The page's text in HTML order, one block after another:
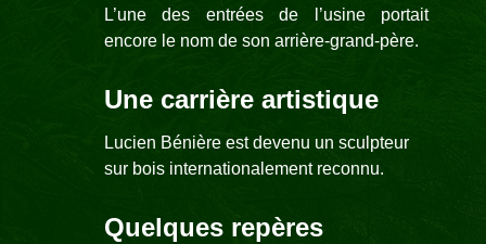
L’une des entrées de l’usine portait
encore le nom de son arrière-grand-père.
Une carrière artistique
Lucien Bénière est devenu un sculpteur
sur bois internationalement reconnu.
Quelques repères